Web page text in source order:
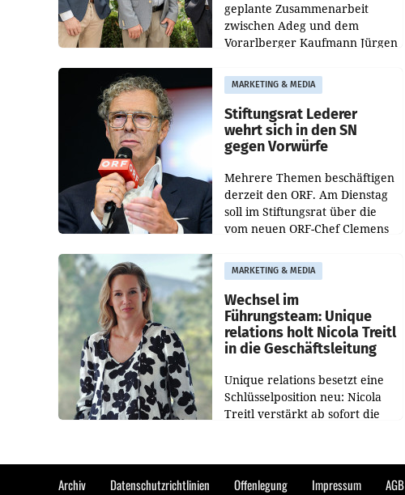
geplante Zusammenarbeit
zwischen Adeg und dem
Vorarlberger Kaufmann Jürgen
freigegeben: Die
Bundeswettbewerbsbehörde
und der Bundeskartellanwalt
MARKETING & MEDIA
Stiftungsrat Lederer
wehrt sich in den SN
gegen Vorwürfe
Mehrere Themen beschäftigen
derzeit den ORF. Am Dienstag
soll im Stiftungsrat über die
vom neuen ORF-Chef Clemens
Besetzungen für die
Direktionen abgestimmt
werden.
MARKETING & MEDIA
Wechsel im
Führungsteam: Unique
relations holt Nicola Treitl
in die Geschäftsleitung
Unique relations besetzt eine
Schlüsselposition neu: Nicola
Treitl verstärkt ab sofort die
Josef Kalina und Anna Kalina-
Mahr.
Archiv Datenschutzrichtlinien Offenlegung Impressum AGB